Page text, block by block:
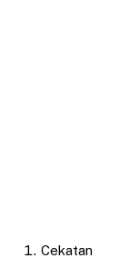
Cekatan